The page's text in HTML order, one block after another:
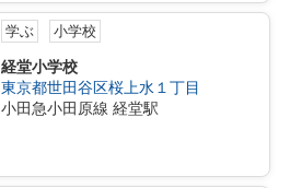
学ぶ 小学校
経堂小学校
東京都世田谷区桜上水１丁目
小田急小田原線 経堂駅